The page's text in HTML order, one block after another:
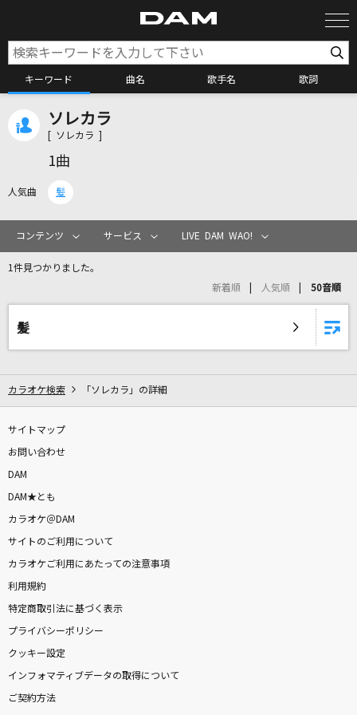
キーワード 曲名 歌手名 歌詞
カラオケリクエスト
鈴木鈴木
叶えたい、ことばかり
Bye by me
Vaundy
[生音]しるし
Mr.Children
ソレカラ
[ ソレカラ ]
1曲
人気曲 髪
コンテンツ サービス LIVE DAM WAO!
1件見つかりました。
新着順 人気順 50音順
髪
カラオケ検索 「ソレカラ」の詳細
サイトマップ
お問い合わせ
DAM
DAM★とも
カラオケ＠DAM
サイトのご利用について
カラオケご利用にあたっての注意事項
利用規約
特定商取引法に基づく表示
プライバシーポリシー
クッキー設定
インフォマティブデータの取得について
ご契約方法